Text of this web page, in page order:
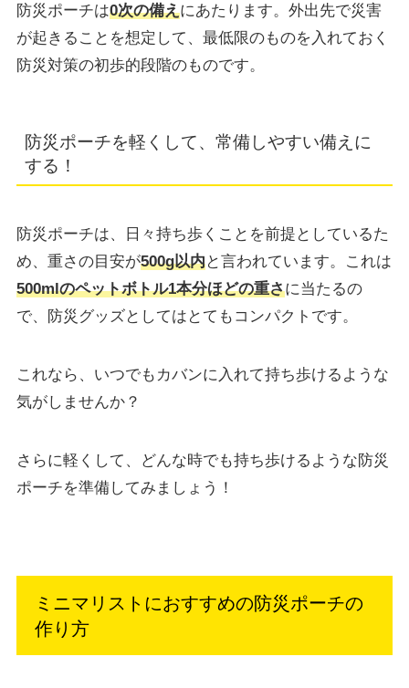
防災ポーチは0次の備えにあたります。外出先で災害
が起きることを想定して、最低限のものを入れておく
防災対策の初歩的段階のものです。
防災ポーチを軽くして、常備しやすい備えに
する！
防災ポーチは、日々持ち歩くことを前提としているた
め、重さの目安が500g以内と言われています。これは
500mlのペットボトル1本分ほどの重さに当たるの
で、防災グッズとしてはとてもコンパクトです。
これなら、いつでもカバンに入れて持ち歩けるような
気がしませんか？
さらに軽くして、どんな時でも持ち歩けるような防災
ポーチを準備してみましょう！
ミニマリストにおすすめの防災ポーチの
作り方